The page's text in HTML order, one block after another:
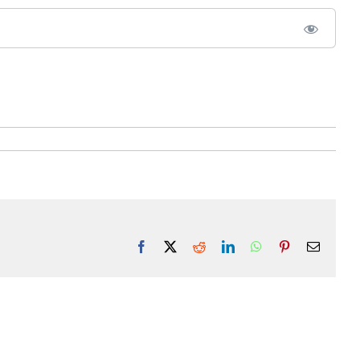
Facebook RedditLinkedInWhatsApp
PinterestEmail